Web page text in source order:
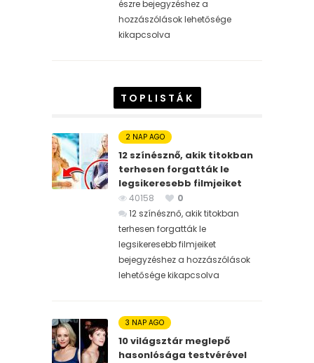
észre bejegyzéshez a
hozzászólások lehetősége
kikapcsolva
TOPLISTÁK
2 NAP AGO
12 színésznő, akik titokban
terhesen forgatták le
legsikeresebb filmjeiket
40158
0
12 színésznő, akik titokban
terhesen forgatták le
legsikeresebb filmjeiket
bejegyzéshez a hozzászólások
lehetősége kikapcsolva
3 NAP AGO
10 világsztár meglepő
hasonlósága testvérével